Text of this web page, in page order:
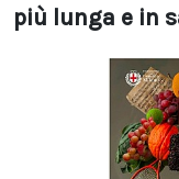
più lunga e in